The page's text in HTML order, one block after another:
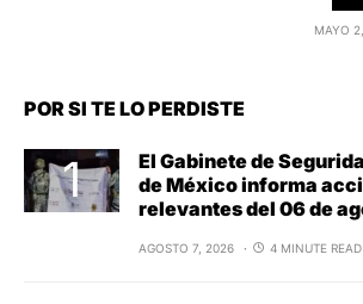
MAYO
POR SI TE LO PERDISTE
El Gabinete de
de México informa
relevantes del 06 de
AGOSTO 7, 2026 4 MINUTE READ